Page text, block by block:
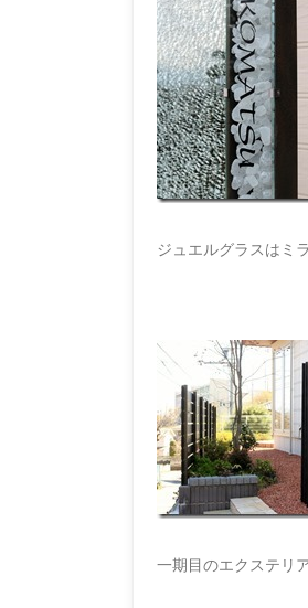
ジュエルグラスはミ
一期目のエクステリ